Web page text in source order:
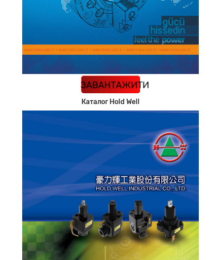
ЗАВАНТАЖИТИ
КАТАЛОГ
Каталог Hold Well